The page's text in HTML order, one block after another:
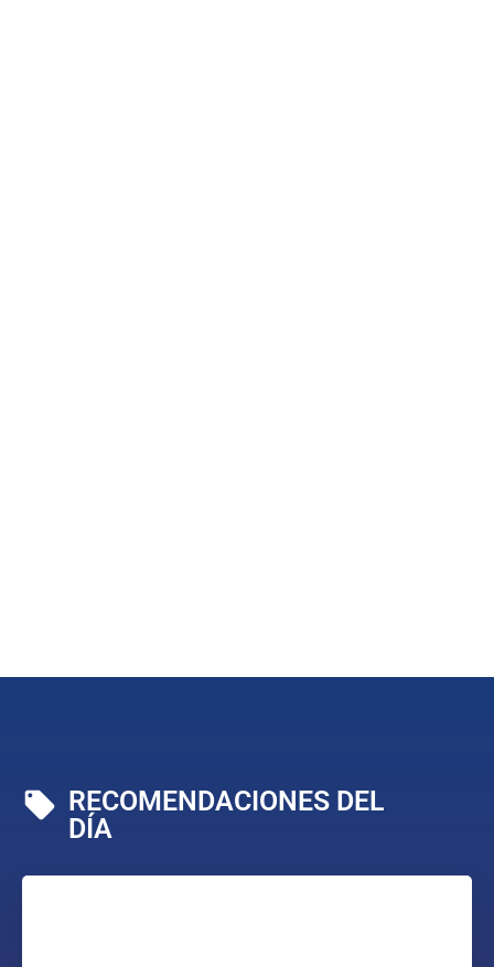
RECOMENDACIONES DEL
DÍA